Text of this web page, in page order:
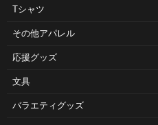
Tシャツ
その他アパレル
応援グッズ
文具
バラエティグッズ